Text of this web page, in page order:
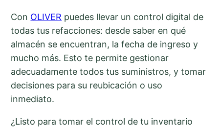
Con OLIVER puedes llevar un control digital de
todas tus refacciones: desde saber en qué
almacén se encuentran, la fecha de ingreso y
mucho más. Esto te permite gestionar
adecuadamente todos tus suministros, y tomar
decisiones para su reubicación o uso
inmediato.
¿Listo para tomar el control de tu inventario